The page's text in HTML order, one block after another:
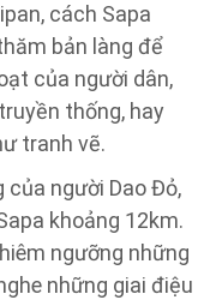
cách Sapa
bản làng để
của người dân,
thống, hay
tranh vẽ.
của người Dao Đỏ,
khoảng 12km.
ngưỡng những
những giai điệu